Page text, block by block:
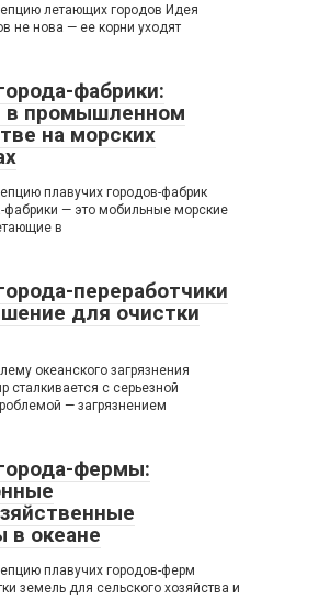
летающих городов Идея
не нова — ее корни уходят
фабрики:
в промышленном
на морских
плавучих городов-фабрик
фабрики — это мобильные морские
в
переработчики
для очистки
океанского загрязнения
сталкивается с серьезной
— загрязнением
фермы:
в океане
плавучих городов-ферм
земель для сельского хозяйства и